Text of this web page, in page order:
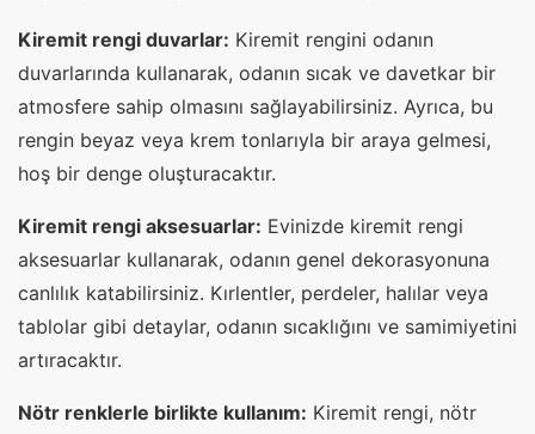
Kiremit rengi duvarlar: Kiremit rengini odanın
duvarlarında kullanarak, odanın sıcak ve davetkar bir
atmosfere sahip olmasını sağlayabilirsiniz. Ayrıca, bu
rengin beyaz veya krem tonlarıyla bir araya gelmesi,
hoş bir denge oluşturacaktır.
Kiremit rengi aksesuarlar: Evinizde kiremit rengi
aksesuarlar kullanarak, odanın genel dekorasyonuna
canlılık katabilirsiniz. Kırlentler, perdeler, halılar veya
tablolar gibi detaylar, odanın sıcaklığını ve samimiyetini
artıracaktır.
Nötr renklerle birlikte kullanım: Kiremit rengi, nötr